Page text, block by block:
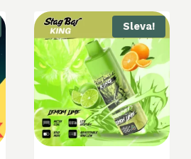
Sleva!